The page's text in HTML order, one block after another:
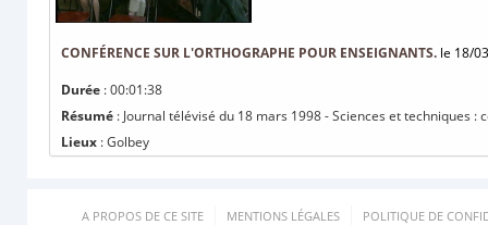
CONFÉRENCE SUR L'ORTHOGRAPHE POUR ENSEIGNANTS. le 18/
Durée : 00:01:38
Résumé : Journal télévisé du 18 mars 1998 - Sciences et techniques
Lieux : Golbey
A PROPOS DE CE SITE MENTIONS LÉGALES POLITIQUE DE